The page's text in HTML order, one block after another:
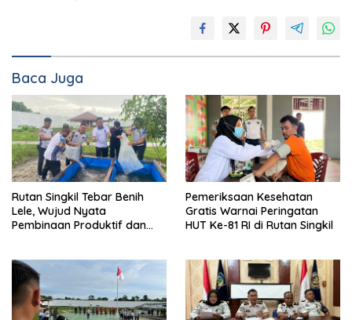
Baca Juga
Rutan Singkil Tebar Benih
Lele, Wujud Nyata
Pembinaan Produktif dan
Pemeriksaan Kesehatan
Gratis Warnai Peringatan
HUT Ke-81 RI di Rutan Singkil